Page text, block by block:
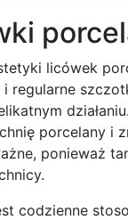
licówek
regularne
porcelany i
ponieważ
codzienne